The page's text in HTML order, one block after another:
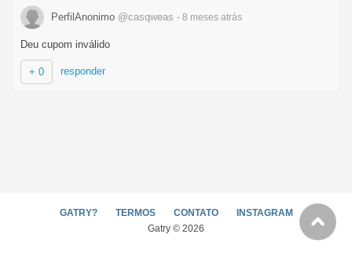
PerfilAnonimo @casqweas - 8 meses atrás
Deu cupom inválido
+ 0 responder
GATRY? TERMOS CONTATO
INSTAGRAM
Gatry © 2026